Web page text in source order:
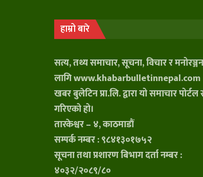
हाम्रो बारे
सत्य, तथ्य समाचार, सूचना, विचार र
लागि www.khabarbulletinnepal.com
खबर बुलेटिन प्रा.लि. द्वारा यो समाचार
गरिएको हो।
तारकेश्वर – ४, काठमाडौं
सम्पर्क नम्बर : ९८४१३०१७५२
सूचना तथा प्रशारण बिभाग दर्ता नम्बर :
४०३२/२०८९/८०